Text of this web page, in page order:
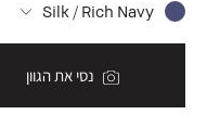
Silk / Rich Navy
נסי את הגוון